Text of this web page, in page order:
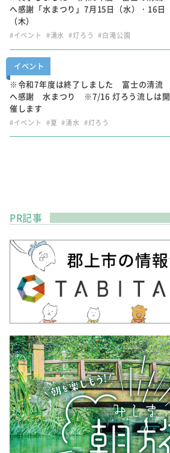
へ感謝「水まつり」7月15日（水）・16日
（木）
#イベント #湧水 #灯ろう #白滝公園
イベント
※令和7年度は終了しました 富士の清流
へ感謝 水まつり ※7/16 灯ろう流しは開
催します
#イベント #夏 #湧水 #灯ろう
PR記事